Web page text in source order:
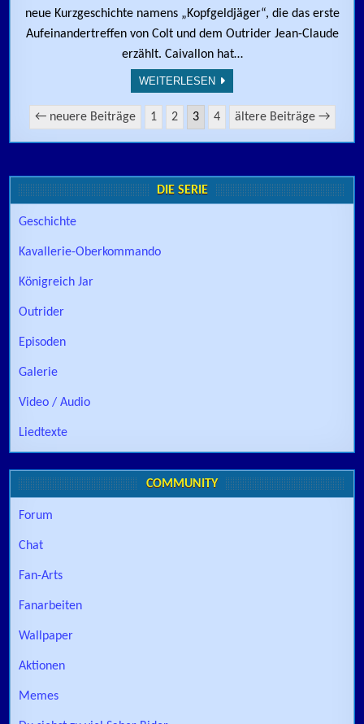
neue Kurzgeschichte namens „Kopfgeldjäger“, die das erste
Aufeinandertreffen von Colt und dem Outrider Jean-Claude
erzählt. Caivallon hat…
WEITERLESEN
Seitennummerierung der Beiträge
← neuere Beiträge 1 2 3 4 ältere Beiträge →
DIE SERIE
Geschichte
Kavallerie-Oberkommando
Königreich Jar
Outrider
Episoden
Galerie
Video / Audio
Liedtexte
COMMUNITY
Forum
Chat
Fan-Arts
Fanarbeiten
Wallpaper
Aktionen
Memes